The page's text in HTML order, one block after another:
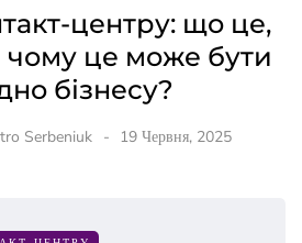
центру: що це,
чому це може бути
бізнесу?
Serbeniuk 19 Червня, 2025